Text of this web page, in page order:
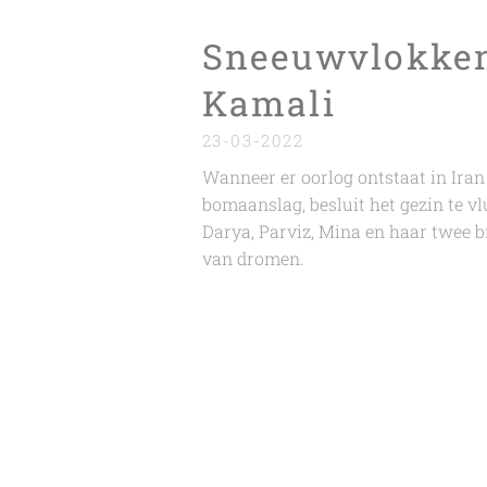
Kamali
23-03-2022
Wanneer er oorlog ontstaat in
bomaanslag, besluit het gezin te
Darya, Parviz, Mina en haar twee
van dromen.